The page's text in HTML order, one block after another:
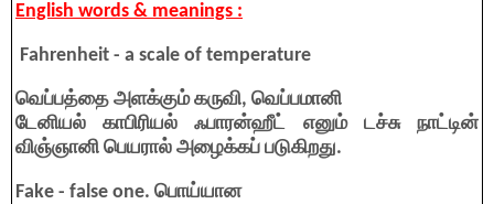
English words & meanings :
Fahrenheit - a scale of temperature
வெப்பத்தை அளக்கும் கருவி, வெப்பமானி
டேனியல் காபிரியல் ஃபாரன்ஹீட் எனும் டச்சு நாட்டின்
விஞ்ஞானி பெயரால் அழைக்கப் படுகிறது.
Fake - false one. பொய்யான